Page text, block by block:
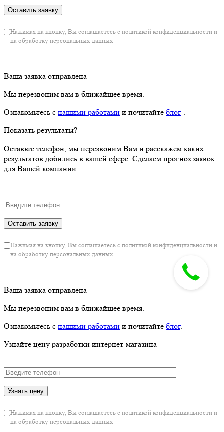
Нажимая на кнопку, Вы соглашаетесь с политикой конфиденциальности и
на обработку персональных данных
Ваша заявка отправлена
Мы перезвоним вам в ближайшее время.
Ознакомьтесь с нашими работами и почитайте блог .
Показать результаты?
Оставьте телефон, мы перезвоним Вам и расскажем каких
результатов добились в вашей сфере. Сделаем прогноз заявок
для Вашей компании
Нажимая на кнопку, Вы соглашаетесь с политикой конфиденциальности и
на обработку персональных данных
Ваша заявка отправлена
Мы перезвоним вам в ближайшее время.
Ознакомьтесь с нашими работами и почитайте блог.
Узнайте цену разработки интернет-магазина
Нажимая на кнопку, Вы соглашаетесь с политикой конфиденциальности и
на обработку персональных данных